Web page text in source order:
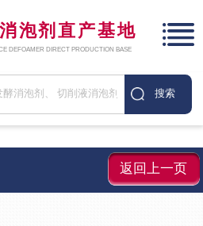
泡剂直产基地
DEFOAMER DIRECT PRODUCTION BASE
返回上一页